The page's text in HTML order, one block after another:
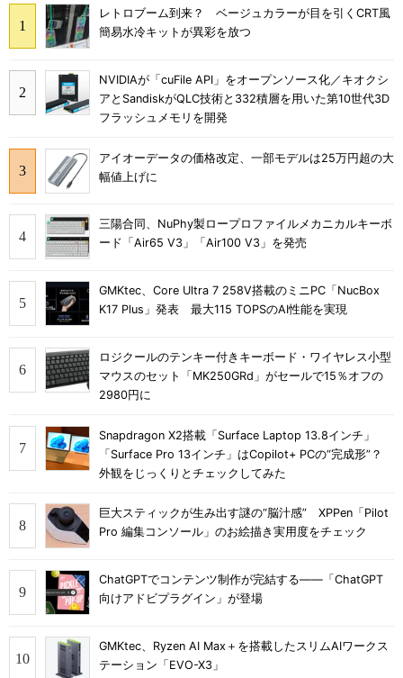
レトロブーム到来？ ベージュカラーが目を引くCRT風
簡易水冷キットが異彩を放つ
NVIDIAが「cuFile API」をオープンソース化／キオクシ
アとSandiskがQLC技術と332積層を用いた第10世代3D
フラッシュメモリを開発
アイオーデータの価格改定、一部モデルは25万円超の大
幅値上げに
三陽合同、NuPhy製ロープロファイルメカニカルキーボ
ード「Air65 V3」「Air100 V3」を発売
GMKtec、Core Ultra 7 258V搭載のミニPC「NucBox
K17 Plus」発表 最大115 TOPSのAI性能を実現
ロジクールのテンキー付きキーボード・ワイヤレス小型
マウスのセット「MK250GRd」がセールで15％オフの
2980円に
Snapdragon X2搭載「Surface Laptop 13.8インチ」
「Surface Pro 13インチ」はCopilot+ PCの“完成形”？
外観をじっくりとチェックしてみた
巨大スティックが生み出す謎の“脳汁感” XPPen「Pilot
Pro 編集コンソール」のお絵描き実用度をチェック
ChatGPTでコンテンツ制作が完結する――「ChatGPT
向けアドビプラグイン」が登場
GMKtec、Ryzen AI Max＋を搭載したスリムAIワークス
テーション「EVO-X3」